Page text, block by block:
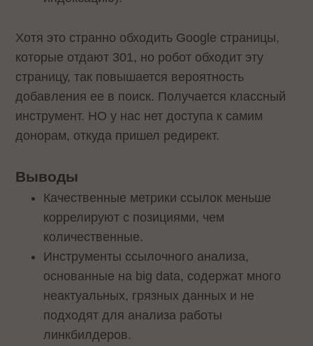
Хотя это странно обходить Google страницы,
которые отдают 301, но робот обходит эту
страницу, так повышается вероятность
добавления ее в поиск. Получается классный
инструмент. НО у нас нет доступа к самим
донорам, откуда пришел редирект.
Выводы
Качественные метрики ссылок меньше
коррелируют с позициями, чем
количественные.
Инструменты ссылочного анализа,
основанные на big data, содержат много
неактуальных, грязных данных и не
подходят для анализа работы
линкбилдеров.